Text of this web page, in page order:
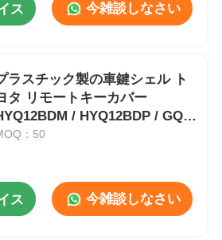
ス 今雑談しなさい
ラスチック製の車鍵シェル ト
タ リモートキーカバー
/ HYQ12BDP / GQ4-
：50
ス 今雑談しなさい